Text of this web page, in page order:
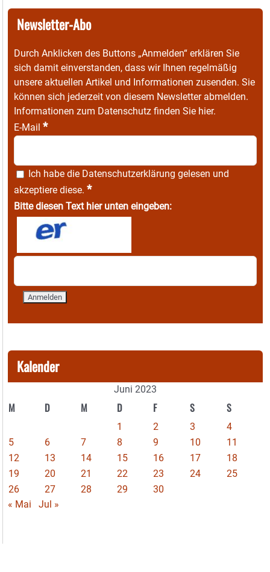
Newsletter-Abo
Durch Anklicken des Buttons „Anmelden“ erklären Sie
sich damit einverstanden, dass wir Ihnen regelmäßig
unsere aktuellen Artikel und Informationen zusenden. Sie
können sich jederzeit von diesem Newsletter abmelden.
Informationen zum Datenschutz finden Sie hier.
E-Mail *
Ich habe die Datenschutzerklärung gelesen und
akzeptiere diese. *
Bitte diesen Text hier unten eingeben:
Kalender
Juni 2023
M D M D F S S
1 2 3
4
5
6 7 8 9 10
11
12
13 14 15 16 17
18
19
20 21 22 23 24
25
26
27 28 29
30
« Mai
Jul »